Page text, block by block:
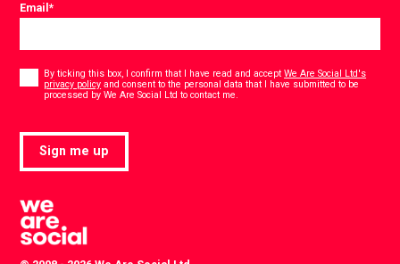
Email*
By ticking this box, I confirm that I have read and acceptWe Are Social Ltd's
privacy policy and consent to the personal data that I have submitted to be
processed by We Are Social Ltd to contact me.
Sign me up